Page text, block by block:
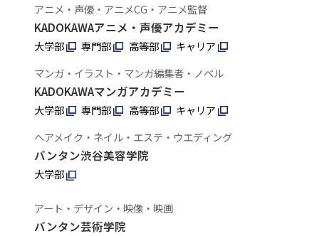
アニメ・声優・アニメCG・アニメ監督
KADOKAWAアニメ・声優アカデミー
大学部 専門部 高等部
キャリア
マンガ・イラスト・マンガ編集者・ノベル
KADOKAWAマンガアカデミー
大学部 専門部 高等部
キャリア
ヘアメイク・ネイル・エステ・ウエディング
バンタン渋谷美容学院
大学部
アート・デザイン・映像・映画
バンタン芸術学院